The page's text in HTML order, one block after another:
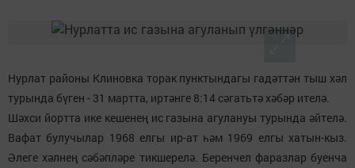
Нурлат районы Клиновка торак пунктындагы гадәттән тыш хәл
турында бүген - 31 мартта, иртәнге 8:14 сәгатьтә хәбәр ителә.
Шәхси йортта ике кешенең ис газына агулануы турында әйтелә.
Вафат булучылар 1968 елгы ир-ат һәм 1969 елгы хатын-кыз.
Әлеге хәлнең сәбәпләре тикшерелә. Беренчел фаразлар буенча